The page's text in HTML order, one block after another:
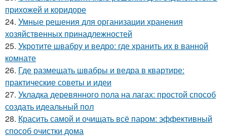
прихожей и коридоре
24. Умные решения для организации хранения
хозяйственных принадлежностей
25. Укротите швабру и ведро: где хранить их в ванной
комнате
26. Где размещать швабры и ведра в квартире:
практические советы и идеи
27. Укладка деревянного пола на лагах: простой способ
создать идеальный пол
28. Красить самой и очищать всё паром: эффективный
способ очистки дома